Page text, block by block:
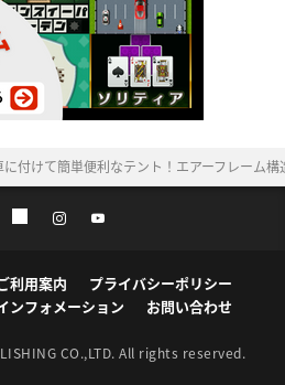
に付けて簡単便利なテント！エアーフレーム
利用案内
プライバシーポリシー
ンフォメーション お問い合わせ
CO.,LTD. All rights reserved.